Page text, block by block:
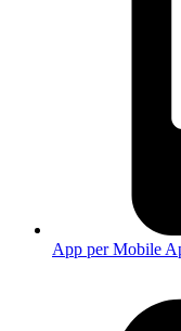
App per Mobile